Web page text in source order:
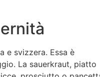
e svizzera. Essa è
La sauerkraut, piatto